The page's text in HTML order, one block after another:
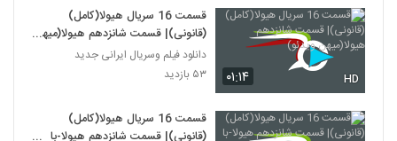
۰۱:۱۴ HD
قسمت 16 سریال هیولا(کامل)
(قانونی)| قسمت شانزدهم هیولا(میهن
ویدئو)
دانلود فیلم وسریال ایرانی جدید
۵۳ بازدید
قسمت 16 سریال هیولا(کامل)
(قانونی)| قسمت شانزدهم هیولا-با